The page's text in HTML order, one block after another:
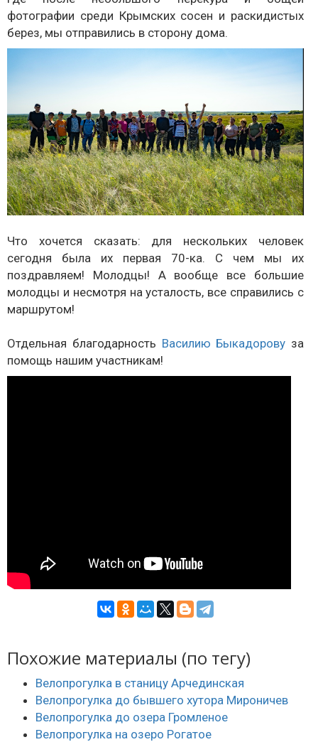
фотографии среди Крымских сосен и раскидистых
берез, мы отправились в сторону дома.
Что хочется сказать: для нескольких человек
сегодня была их первая 70-ка. С чем мы их
поздравляем! Молодцы! А вообще все большие
молодцы и несмотря на усталость, все справились с
маршрутом!
Отдельная благодарность Василию Быкадорову за
помощь нашим участникам!
Похожие материалы (по тегу)
Велопрогулка в станицу Арчединская
Велопрогулка до бывшего хутора Мироничев
Велопрогулка до озера Громленое
Велопрогулка на озеро Рогатое